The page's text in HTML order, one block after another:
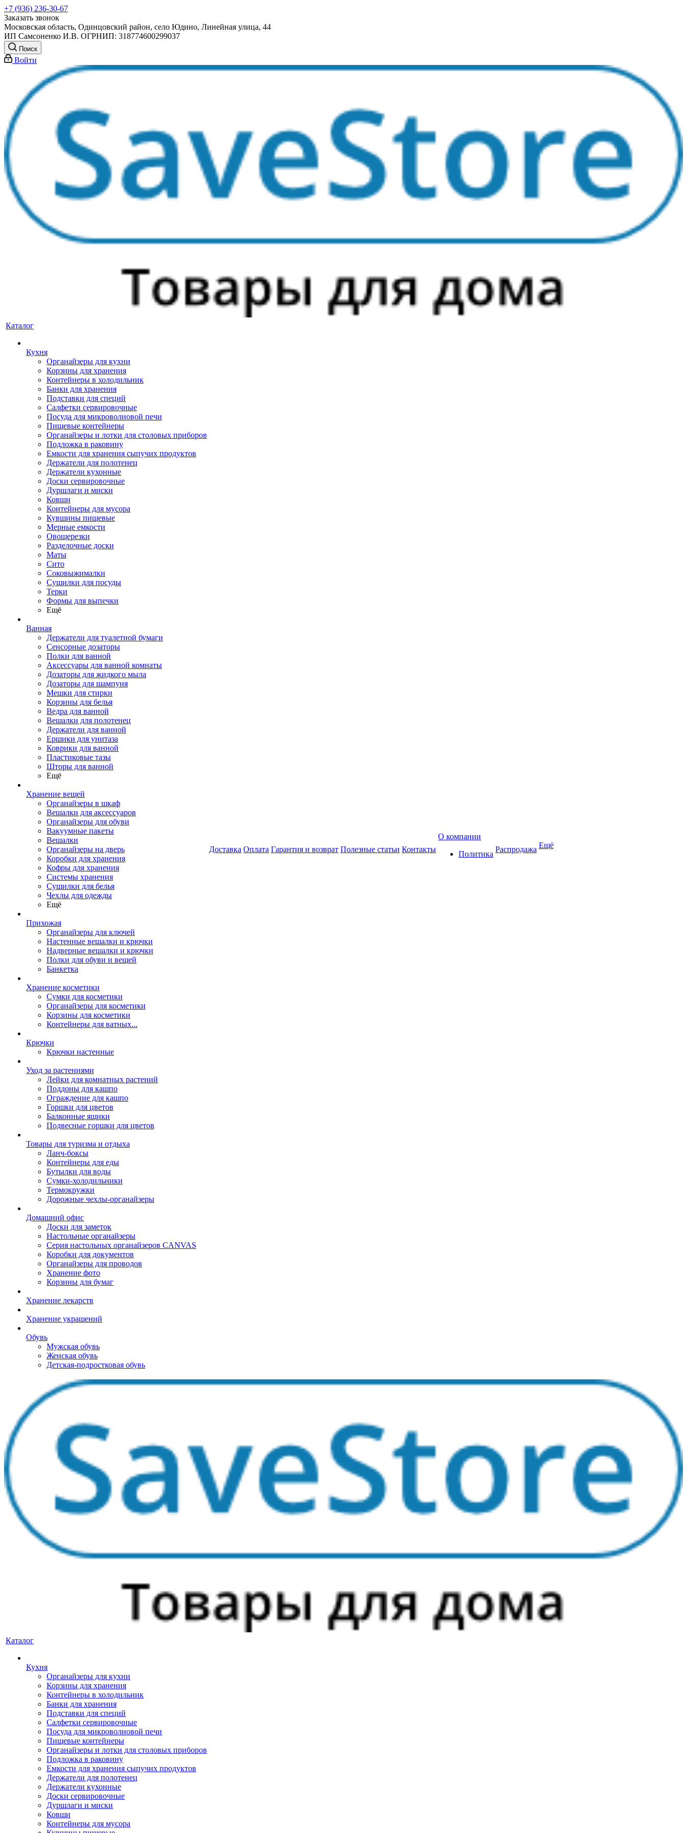
+7 (936) 236-30-67
Заказать звонок
Московская область, Одинцовский район, село Юдино, Линейная улица, 44
ИП Самсоненко И.В. ОГРНИП: 318774600299037
Поиск
Войти
Каталог
Кухня
Органайзеры для кухни
Корзины для хранения
Контейнеры в холодильник
Банки для хранения
Подставки для специй
Салфетки сервировочные
Посуда для микроволновой печи
Пищевые контейнеры
Органайзеры и лотки для столовых приборов
Подложка в раковину
Емкости для хранения сыпучих продуктов
Держатели для полотенец
Держатели кухонные
Доски сервировочные
Дуршлаги и миски
Ковши
Контейнеры для мусора
Кувшины пищевые
Мерные емкости
Овощерезки
Разделочные доски
Маты
Сито
Соковыжималки
Сушилки для посуды
Терки
Формы для выпечки
Ещё
Ванная
Держатели для туалетной бумаги
Сенсорные дозаторы
Полки для ванной
Аксессуары для ванной комнаты
Дозаторы для жидкого мыла
Дозаторы для шампуня
Мешки для стирки
Корзины для белья
Ведра для ванной
Вешалки для полотенец
Держатели для ванной
Ершики для унитаза
Коврики для ванной
Пластиковые тазы
Шторы для ванной
Ещё
Хранение вещей
Органайзеры в шкаф
Вешалки для аксессуаров
Органайзеры для обуви
Вакуумные пакеты
Вешалки
Органайзеры на дверь
Коробки для хранения
Кофры для хранения
Системы хранения
Сушилки для белья
Чехлы для одежды
Ещё
Прихожая
Органайзеры для ключей
Настенные вешалки и крючки
Надверные вешалки и крючки
Полки для обуви и вещей
Банкетка
Хранение косметики
Сумки для косметики
Органайзеры для косметики
Корзины для косметики
Контейнеры для ватных...
Крючки
Крючки настенные
Уход за растениями
Лейки для комнатных растений
Поддоны для кашпо
Ограждение для кашпо
Горшки для цветов
Балконные ящики
Подвесные горшки для цветов
Товары для туризма и отдыха
Ланч-боксы
Контейнеры для еды
Бутылки для воды
Сумки-холодильники
Термокружки
Дорожные чехлы-органайзеры
Домашний офис
Доски для заметок
Настольные органайзеры
Серия настольных органайзеров CANVAS
Коробки для документов
Органайзеры для проводов
Хранение фото
Корзины для бумаг
Хранение лекарств
Хранение украшений
Обувь
Мужская обувь
Женская обувь
Детская-подростковая обувь
Доставка Оплата Гарантия и возврат Полезные статьи Контакты
О компании
Политика
Распродажа Ещё
Каталог
Кухня
Органайзеры для кухни
Корзины для хранения
Контейнеры в холодильник
Банки для хранения
Подставки для специй
Салфетки сервировочные
Посуда для микроволновой печи
Пищевые контейнеры
Органайзеры и лотки для столовых приборов
Подложка в раковину
Емкости для хранения сыпучих продуктов
Держатели для полотенец
Держатели кухонные
Доски сервировочные
Дуршлаги и миски
Ковши
Контейнеры для мусора